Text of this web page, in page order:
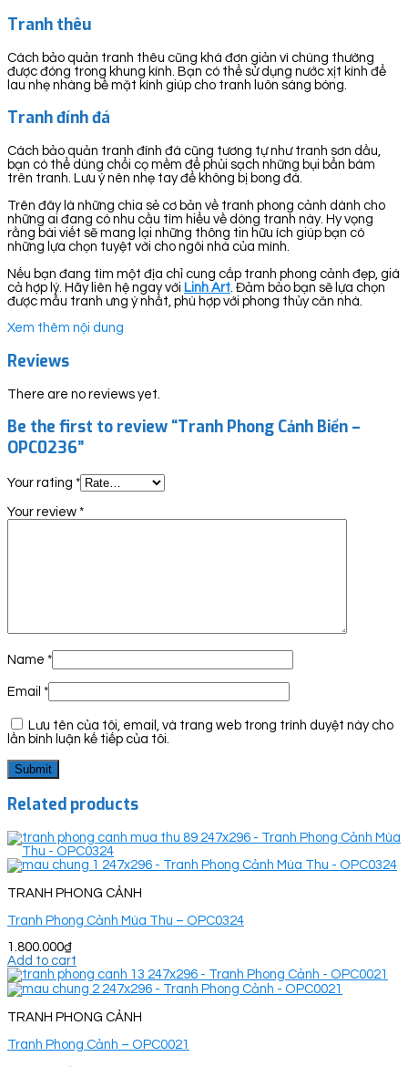
Tranh thêu
Cách bảo quản tranh thêu cũng khá đơn giản vì chúng thường
được đóng trong khung kính. Bạn có thể sử dụng nước xịt kính để
lau nhẹ nhàng bề mặt kính giúp cho tranh luôn sáng bóng.
Tranh đính đá
Cách bảo quản tranh đính đá cũng tương tự như tranh sơn dầu,
bạn có thể dùng chổi cọ mềm để phủi sạch những bụi bẩn bám
trên tranh. Lưu ý nên nhẹ tay để không bị bong đá.
Trên đây là những chia sẻ cơ bản về tranh phong cảnh dành cho
những ai đang có nhu cầu tìm hiểu về dòng tranh này. Hy vọng
rằng bài viết sẽ mang lại những thông tin hữu ích giúp bạn có
những lựa chọn tuyệt vời cho ngôi nhà của mình.
Nếu bạn đang tìm một địa chỉ cung cấp tranh phong cảnh đẹp, giá
cả hợp lý. Hãy liên hệ ngay với Linh Art . Đảm bảo bạn sẽ lựa chọn
được mẫu tranh ưng ý nhất, phù hợp với phong thủy căn nhà.
Xem thêm nội dung
Reviews
There are no reviews yet.
Be the first to review “Tranh Phong Cảnh Biển –
OPC0236”
Your rating *
Your review *
Name *
Email *
Lưu tên của tôi, email, và trang web trong trình duyệt này cho
lần bình luận kế tiếp của tôi.
Related products
TRANH PHONG CẢNH
Tranh Phong Cảnh Mùa Thu – OPC0324
1.800.000₫
Add to cart
TRANH PHONG CẢNH
Tranh Phong Cảnh – OPC0021